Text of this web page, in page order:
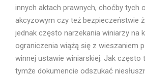
innych aktach prawnych, choćby tych
akcyzowym czy też bezpieczeństwie
jednak często narzekania winiarzy na
ograniczenia wiążą się z wieszaniem
winnej ustawie winiarskiej. Jak często
tymże dokumencie odszukać